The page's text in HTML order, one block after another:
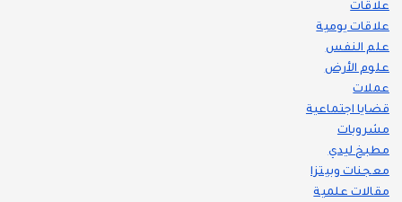
علاقات
علاقات يومية
علم النفس
علوم الأرض
عملات
قضايا اجتماعية
مشروبات
مطبخ ليدي
معجنات وبيتزا
مقالات علمية